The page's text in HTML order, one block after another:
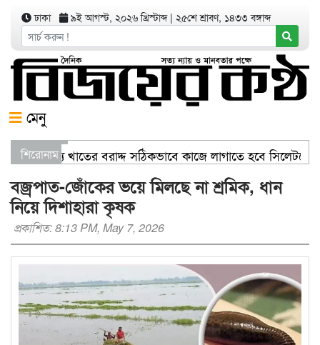
ঢাকা ৯ই আগস্ট, ২০২৬ খ্রিস্টাব্দ| ২৫শে শ্রাবণ, ১৪৩৩ বঙ্গাব্দ
মেনু
শিরোনামস্বাস্থ্য খাতের বরাদ্দ সঠিকভাবে কাজে লাগাতে হবে
যার যেখানে খালি জায়গা আছে, গাছ লাগান — আব্দুল কাইয়ুম চৌধুরী
বজ্রপাত-জোঁকের ভয়ে মিলছে না শ্রমিক, ধান
নিয়ে দিশাহারা কৃষক
প্রকাশিত: 8:13 PM, May 7, 2026